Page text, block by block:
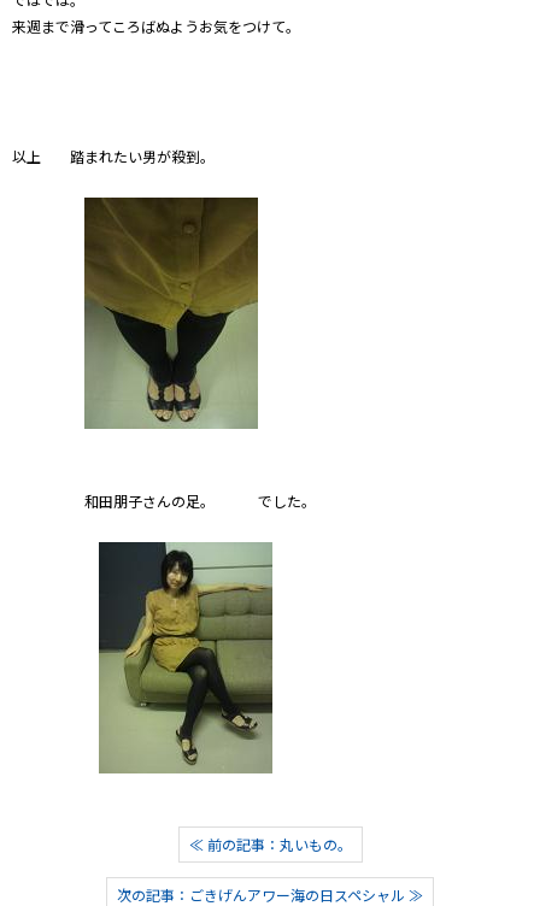
来週まで滑ってころばぬようお気をつけて。
以上 踏まれたい男が殺到。
和田朋子さんの足。 でした。
≪ 前の記事：丸いもの。
次の記事：ごきげんアワー海の日スペシャル ≫